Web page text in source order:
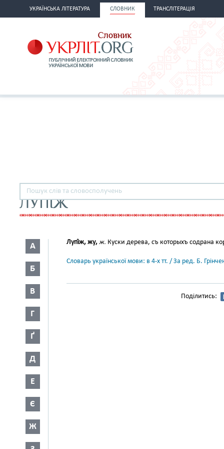
УКРАЇНСЬКА ЛІТЕРАТУРА СЛОВНИК ТРАНСЛІТЕРАЦІЯ
ЛУПІЖ
А
Б
В
Г
Ґ
Д
Е
Є
Ж
Лупі́ж, жу, ж. Куски дерева, съ которыхъ содрана
Словарь української мови: в 4-х тт. / За ред. Б.
Поділитись: